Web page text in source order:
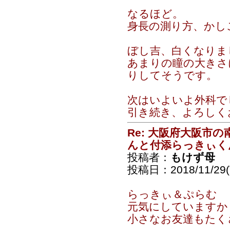
なるほど。
身長の測り方、か
ぼし吉、白くなり
あまりの瞳の大き
りしてそうです。
次はいよいよ外科
引き続き、よろし
Re: 大阪府大阪市の
んと付添らっきぃ
投稿者： もけず母
投稿日：2018/11/
らっきぃ＆ぷらむ
元気にしていますか
小さなお友達もた